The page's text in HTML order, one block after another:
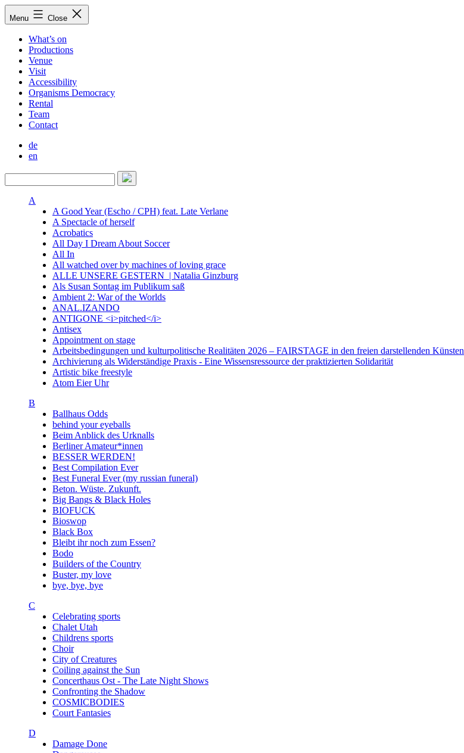
Skip
toMenu Close
What’s on
Productions
Venue
Visit
Accessibility
Organisms Democracy
Rental
Team
Contact
de
en
A
A Good Year (Escho / CPH) feat. Late Verlane
A Spectacle of herself
Acrobatics
All Day I Dream About Soccer
All In
All watched over by machines of loving grace
ALLE UNSERE GESTERN | Natalia Ginzburg
Als Susan Sontag im Publikum saß
Ambient 2: War of the Worlds
ANAL.IZANDO
ANTIGONE <i>pitched</i>
Antisex
Appointment on stage
Arbeitsbedingungen und kulturpolitische Realitäten 2026 – FAIRSTAGE in den freien darstellenden Künsten
Archivierung als Widerständige Praxis - Eine Wissensressource der praktizierten Solidarität
Artistic bike freestyle
Atom Eier Uhr
B
Ballhaus Odds
behind your eyeballs
Beim Anblick des Urknalls
Berliner Amateur*innen
BESSER WERDEN!
Best Compilation Ever
Best Funeral Ever (my russian funeral)
Beton. Wüste. Zukunft.
Big Bangs & Black Holes
BIOFUCK
Bioswop
Black Box
Bleibt ihr noch zum Essen?
Bodo
Builders of the Country
Buster, my love
bye, bye, bye
C
Celebrating sports
Chalet Utah
Childrens sports
Choir
City of Creatures
Coiling against the Sun
Concerthaus Ost - The Late Night Shows
Confronting the Shadow
COSMICBODIES
Court Fantasies
D
Damage Done